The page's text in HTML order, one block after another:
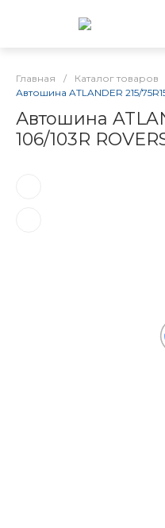
Главная / Каталог товаров
Автошина ATLANDER 215/
Автошина
106/103R